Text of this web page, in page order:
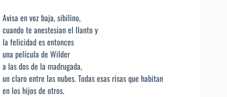
Avisa en voz baja, sibilino,
cuando te anestesian el llanto y
la felicidad es entonces
una película de Wilder
a las dos de la madrugada,
un claro entre las nubes. Todas esas risas que habitan
en los hijos de otros.